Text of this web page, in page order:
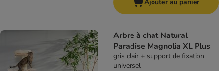
Ajouter au panier
Arbre à chat Natural
Paradise Magnolia XL Plus
gris clair + support de fixation
universel